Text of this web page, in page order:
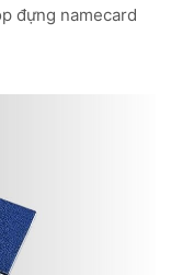
đựng namecard